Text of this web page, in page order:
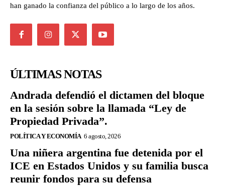
han ganado la confianza del público a lo largo de los años.
ÚLTIMAS NOTAS
Andrada defendió el dictamen del bloque
en la sesión sobre la llamada “Ley de
Propiedad Privada”.
POLÍTICA Y ECONOMÍA 6 agosto, 2026
Una niñera argentina fue detenida por el
ICE en Estados Unidos y su familia busca
reunir fondos para su defensa